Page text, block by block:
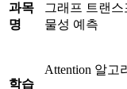
과목
명
그래프 트랜
물성 예측
학습
Attention 알고